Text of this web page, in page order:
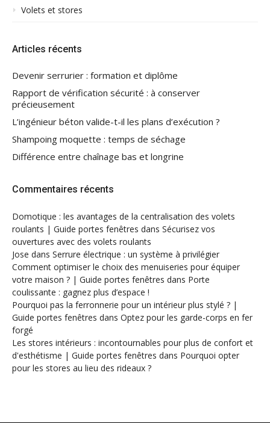
Volets et stores
Articles récents
Devenir serrurier : formation et diplôme
Rapport de vérification sécurité : à conserver
précieusement
L’ingénieur béton valide-t-il les plans d’exécution ?
Shampoing moquette : temps de séchage
Différence entre chaînage bas et longrine
Commentaires récents
Domotique : les avantages de la centralisation des volets
roulants | Guide portes fenêtres dans Sécurisez vos
ouvertures avec des volets roulants
Jose dans Serrure électrique : un système à privilégier
Comment optimiser le choix des menuiseries pour équiper
votre maison ? | Guide portes fenêtres dans Porte
coulissante : gagnez plus d’espace !
Pourquoi pas la ferronnerie pour un intérieur plus stylé ? |
Guide portes fenêtres dans Optez pour les garde-corps en fer
forgé
Les stores intérieurs : incontournables pour plus de confort et
d'esthétisme | Guide portes fenêtres dans Pourquoi opter
pour les stores au lieu des rideaux ?